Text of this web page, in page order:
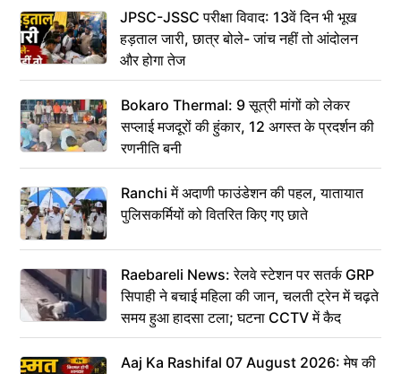
JPSC-JSSC परीक्षा विवाद: 13वें दिन भी भूख
हड़ताल जारी, छात्र बोले- जांच नहीं तो आंदोलन
और होगा तेज
Bokaro Thermal: 9 सूत्री मांगों को लेकर
सप्लाई मजदूरों की हुंकार, 12 अगस्त के प्रदर्शन की
रणनीति बनी
Ranchi में अदाणी फाउंडेशन की पहल, यातायात
पुलिसकर्मियों को वितरित किए गए छाते
Raebareli News: रेलवे स्टेशन पर सतर्क GRP
सिपाही ने बचाई महिला की जान, चलती ट्रेन में चढ़ते
समय हुआ हादसा टला; घटना CCTV में कैद
Aaj Ka Rashifal 07 August 2026: मेष की